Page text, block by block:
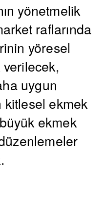
yönetmelik
raflarında
yöresel
uygun
kitlesel ekmek
ekmek